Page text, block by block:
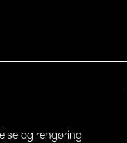
og rengøring